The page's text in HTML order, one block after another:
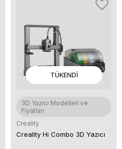
TÜKENDI
3D Yazıcı Modelleri ve
Fiyatları
Creality
Creality Hi Combo 3D Yazıcı